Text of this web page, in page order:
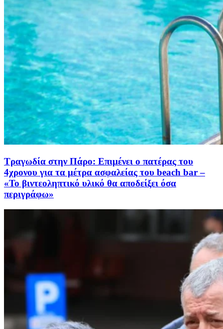
Τραγωδία στην Πάρο: Επιμένει ο πατέρας του
4χρονου για τα μέτρα ασφαλείας του beach bar –
«Το βιντεοληπτικό υλικό θα αποδείξει όσα
περιγράφω»